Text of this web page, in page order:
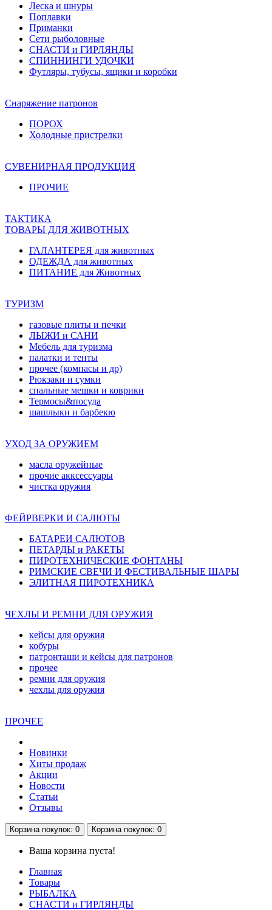
Леска и шнуры
Поплавки
Приманки
Сети рыболовные
СНАСТИ и ГИРЛЯНДЫ
СПИННИНГИ УДОЧКИ
Футляры, тубусы, ящики и коробки
Снаряжение патронов
ПОРОХ
Холодные пристрелки
СУВЕНИРНАЯ ПРОДУКЦИЯ
ПРОЧИЕ
ТАКТИКА
ТОВАРЫ ДЛЯ ЖИВОТНЫХ
ГАЛАНТЕРЕЯ для животных
ОДЕЖДА для животных
ПИТАНИЕ для Животных
ТУРИЗМ
газовые плиты и печки
ЛЫЖИ и САНИ
Мебель для туризма
палатки и тенты
прочее (компасы и др)
Рюкзаки и сумки
спальные мешки и коврики
Термосы&посуда
шашлыки и барбекю
УХОД ЗА ОРУЖИЕМ
масла оружейные
прочие акксессуары
чистка оружия
ФЕЙРВЕРКИ И САЛЮТЫ
БАТАРЕИ САЛЮТОВ
ПЕТАРДЫ и РАКЕТЫ
ПИРОТЕХНИЧЕСКИЕ ФОНТАНЫ
РИМСКИЕ СВЕЧИ И ФЕСТИВАЛЬНЫЕ ШАРЫ
ЭЛИТНАЯ ПИРОТЕХНИКА
ЧЕХЛЫ И РЕМНИ ДЛЯ ОРУЖИЯ
кейсы для оружия
кобуры
патронташи и кейсы для патронов
прочее
ремни для оружия
чехлы для оружия
ПРОЧЕЕ
Новинки
Хиты продаж
Акции
Новости
Статьи
Отзывы
Корзина покупок: 0 Корзина покупок: 0
Ваша корзина пуста!
Главная
Товары
РЫБАЛКА
СНАСТИ и ГИРЛЯНДЫ